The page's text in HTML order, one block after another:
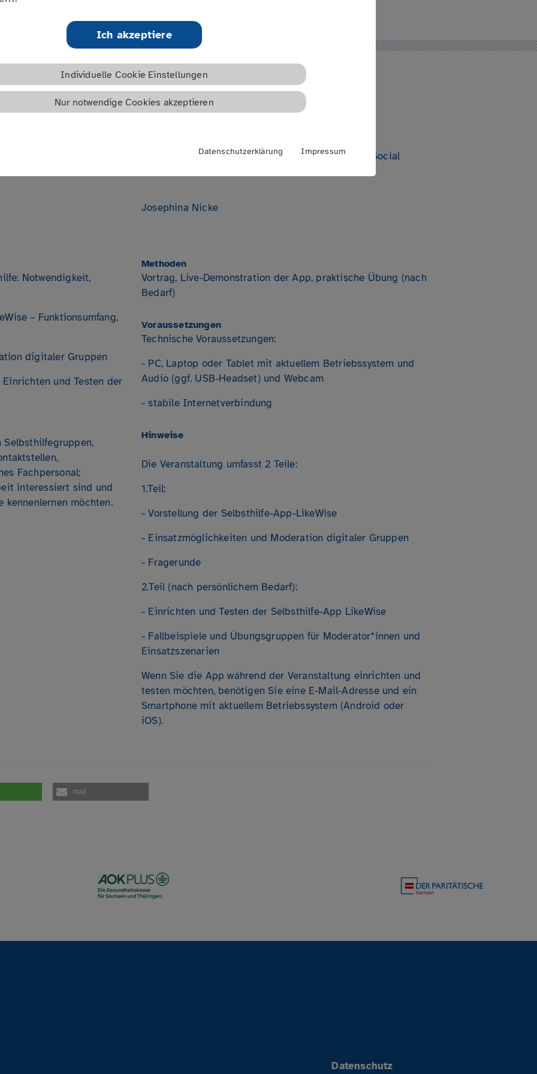
Ich akzeptiere
Individuelle Cookie Einstellungen
Nur notwendige Cookies akzeptieren
Datenschutzerklärung Impressum
Links
Einblicke in die
der Selbsthilfe-
oder persönliche
15:00 - 16:30 Uhr
Termin speichern
Ort
Online
(Projektentwickler im Bereich Digitalisierung und Social
Josephina Nicke
Notwendigkeit,
– Funktionsumfang,
digitaler Gruppen
und Testen der
Fachpersonal;
interessiert sind und
möchten.
Methoden
Vortrag, Live-Demonstration der App, praktische Übung (nach
Bedarf)
Voraussetzungen
Technische Voraussetzungen:
- PC, Laptop oder Tablet mit aktuellem Betriebssystem und
Audio (ggf. USB-Headset) und Webcam
- stabile Internetverbindung
Hinweise
Die Veranstaltung umfasst 2 Teile:
1.Teil:
- Vorstellung der Selbsthilfe-App-LikeWise
- Einsatzmöglichkeiten und Moderation digitaler Gruppen
- Fragerunde
2.Teil (nach persönlichem Bedarf):
- Einrichten und Testen der Selbsthilfe-App LikeWise
- Fallbeispiele und Übungsgruppen für Moderator*innen und
Einsatzszenarien
Wenn Sie die App während der Veranstaltung einrichten und
testen möchten, benötigen Sie eine E-Mail-Adresse und ein
Smartphone mit aktuellem Betriebssystem (Android oder
iOS).
mail
Datenschutz